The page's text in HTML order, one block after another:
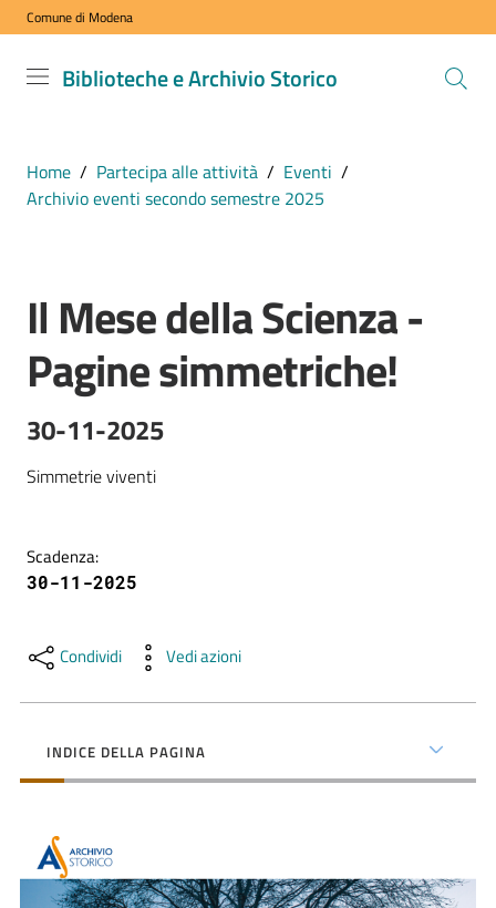
Vai al contenuto
Vai alla navigazione
Vai al footer
Comune di Modena
Biblioteche e Archivio Storico
Biblioteche
COMUNE DI
MODENA
i
nostri
spazi
ESPLORA
i
SCOPRI
servizi
alle
attività
UTILIZZA
Home / Partecipa alle attività / Eventi /
Archivio eventi secondo semestre 2025
Salta al contenuto
Il Mese della Scienza -
Pagine simmetriche!
30-11-2025
Simmetrie viventi
Scadenza:
30-11-2025
Condividi Vedi azioni
INDICE DELLA PAGINA